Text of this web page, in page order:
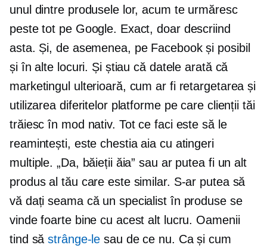
unul dintre produsele lor, acum te urmăresc
peste tot pe Google. Exact, doar descriind
asta. Și, de asemenea, pe Facebook și posibil
și în alte locuri. Și știau că datele arată că
marketingul ulterioară, cum ar fi retargetarea și
utilizarea diferitelor platforme pe care clienții tăi
trăiesc în mod nativ. Tot ce faci este să le
reamintești, este chestia aia cu atingeri
multiple. „Da, băieții ăia” sau ar putea fi un alt
produs al tău care este similar. S-ar putea să
vă dați seama că un specialist în produse se
vinde foarte bine cu acest alt lucru. Oamenii
tind săstrânge-le sau de ce nu. Ca și cum